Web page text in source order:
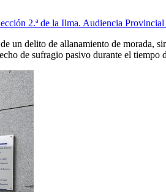
2.ª de la Ilma. Audiencia
delito de allanamiento de morada,
de sufragio pasivo durante el tiempo